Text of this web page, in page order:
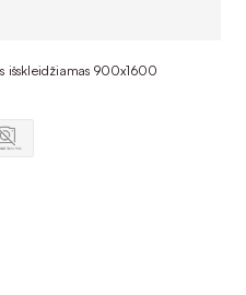
išskleidžiamas 900x1600